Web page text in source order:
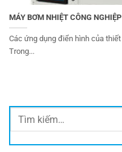
MÁY BƠM NHIỆT CÔNG NGHIỆP
Các ứng dụng điển hình của
Trong...